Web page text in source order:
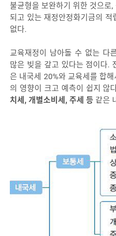
불균형을 보완하기 위한 것으
되고 있는 재정안정화기금의
없다.
교육재정이 남아돌 수 없는 다
많은 빚을 갚고 있다는 점이다.
은 내국세 20%와 교육세를 합
의 영향이 크고 예측이 쉽지 않
치세, 개별소비세, 주세 등 같은